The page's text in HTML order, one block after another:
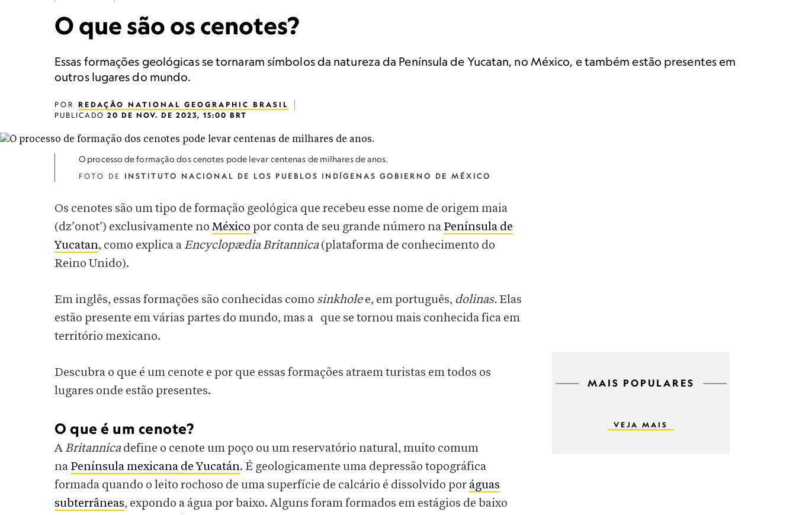
O que são os cenotes?
Essas formações geológicas se tornaram símbolos da natureza da Península de Yucatan, no México, e também estão presentes em
outros lugares do mundo.
POR REDAÇÃO NATIONAL GEOGRAPHIC BRASIL
PUBLICADO 20 DE NOV. DE 2023, 15:00 BRT
O processo de formação dos cenotes pode levar centenas de milhares de anos.
FOTO DE INSTITUTO NACIONAL DE LOS PUEBLOS INDÍGENAS GOBIERNO DE MÉXICO
Os cenotes são um tipo de formação geológica que recebeu esse nome de origem maia
(dz’onot’) exclusivamente no México por conta de seu grande número na Península de
Yucatan, como explica aEncyclopædia Britannica (plataforma de conhecimento do
Reino Unido).
Em inglês, essas formações são conhecidas como sinkholee, em português, dolinas. Elas
estão presente em várias partes do mundo, mas a que se tornou mais conhecida fica em
território mexicano.
Descubra o que é um cenote e por que essas formações atraem turistas em todos os
lugares onde estão presentes.
O que é um cenote?
ABritannica define o cenote um poço ou um reservatório natural, muito comum
na Península mexicana de Yucatán. É geologicamente uma depressão topográfica
formada quando o leito rochoso de uma superfície de calcário é dissolvido por águas
subterrâneas, expondo a água por baixo. Alguns foram formados em estágios de baixo
MAIS POPULARES
VEJA MAIS